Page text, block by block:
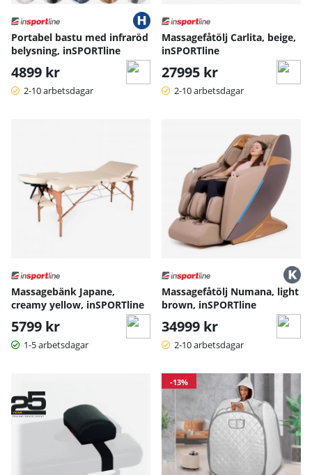
Portabel bastu med infraröd
belysning, inSPORTline
4899 kr
2-10 arbetsdagar
Massagefåtölj Carlita, beige,
inSPORTline
27995 kr
2-10 arbetsdagar
Massagebänk Japane,
creamy yellow, inSPORTline
5799 kr
1-5 arbetsdagar
Massagefåtölj Numana, light
brown, inSPORTline
34999 kr
2-10 arbetsdagar
-13%